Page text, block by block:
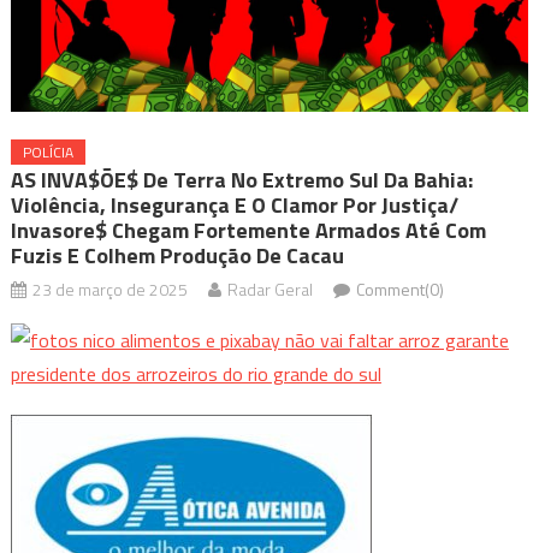
POLÍCIA
AS INVA$ÕE$ De Terra No Extremo Sul Da Bahia:
Violência, Insegurança E O Clamor Por Justiça/
Invasore$ Chegam Fortemente Armados Até Com
Fuzis E Colhem Produção De Cacau
23 de março de 2025 Radar Geral Comment(0)